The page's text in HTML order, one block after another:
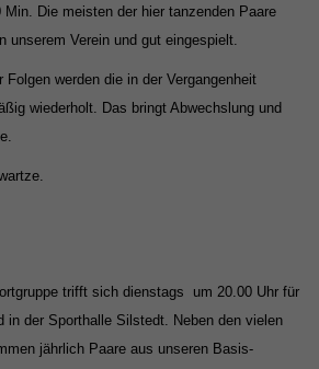
Die meisten der hier tanzenden Paare
unserem Verein und gut eingespielt.
Folgen werden die in der Vergangenheit
wiederholt. Das bringt Abwechslung und
trifft sich dienstags um 20.00 Uhr für
in der Sporthalle Silstedt. Neben den vielen
jährlich Paare aus unseren Basis-